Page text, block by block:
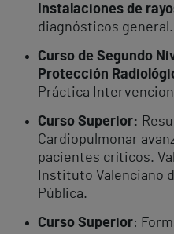
Instalaciones de
diagnósticos general.
Curso de Segundo
Protección
Práctica
Curso Superior:
Cardiopulmonar
pacientes críticos.
Instituto Valenciano
Pública.
Curso Superior: